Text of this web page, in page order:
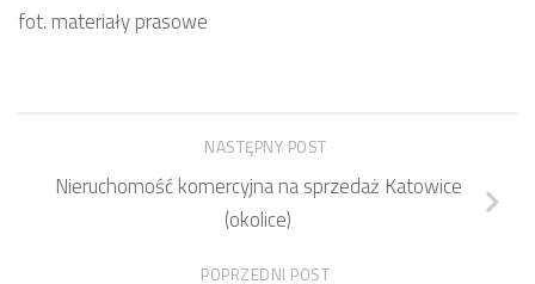
fot. materiały prasowe
NASTĘPNY POST
Nieruchomość komercyjna na sprzedaż Katowice
(okolice)
POPRZEDNI POST